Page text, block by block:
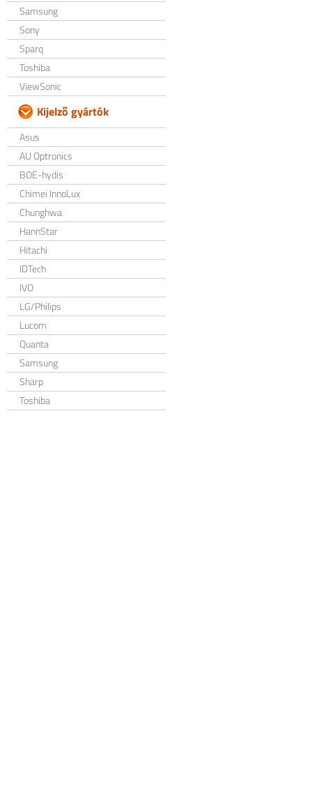
Samsung
Sony
Sparq
Toshiba
ViewSonic
Kijelző gyártók
Asus
AU Optronics
BOE-hydis
Chimei InnoLux
Chunghwa
HannStar
Hitachi
IDTech
IVO
LG/Philips
Lucom
Quanta
Samsung
Sharp
Toshiba